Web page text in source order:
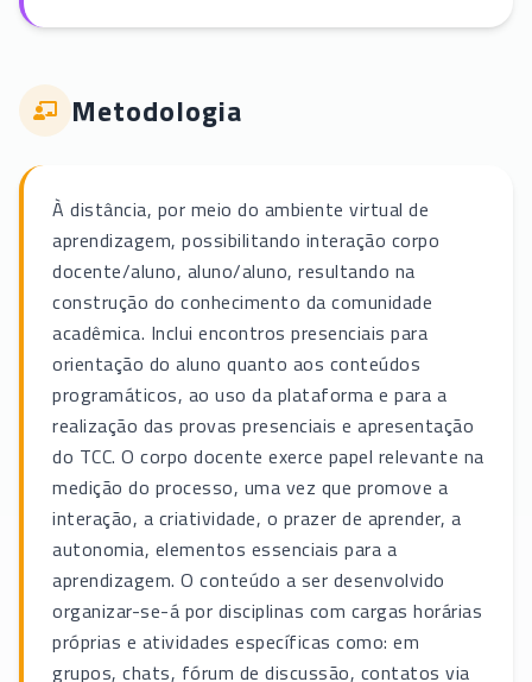
Metodologia
À distância, por meio do ambiente virtual de
aprendizagem, possibilitando interação corpo
docente/aluno, aluno/aluno, resultando na
construção do conhecimento da comunidade
acadêmica. Inclui encontros presenciais para
orientação do aluno quanto aos conteúdos
programáticos, ao uso da plataforma e para a
realização das provas presenciais e apresentação
do TCC. O corpo docente exerce papel relevante na
medição do processo, uma vez que promove a
interação, a criatividade, o prazer de aprender, a
autonomia, elementos essenciais para a
aprendizagem. O conteúdo a ser desenvolvido
organizar-se-á por disciplinas com cargas horárias
próprias e atividades específicas como: em
grupos, chats, fórum de discussão, contatos via